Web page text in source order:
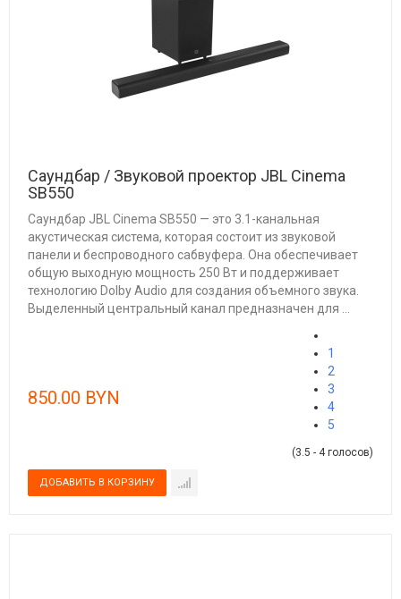
Саундбар / Звуковой проектор JBL Cinema
SB550
Саундбар JBL Cinema SB550 — это 3.1-канальная
акустическая система, которая состоит из звуковой
панели и беспроводного сабвуфера. Она обеспечивает
общую выходную мощность 250 Вт и поддерживает
технологию Dolby Audio для создания объемного звука.
Выделенный центральный канал предназначен для ...
850.00 BYN
1
2
3
4
5
(3.5 - 4 голосов)